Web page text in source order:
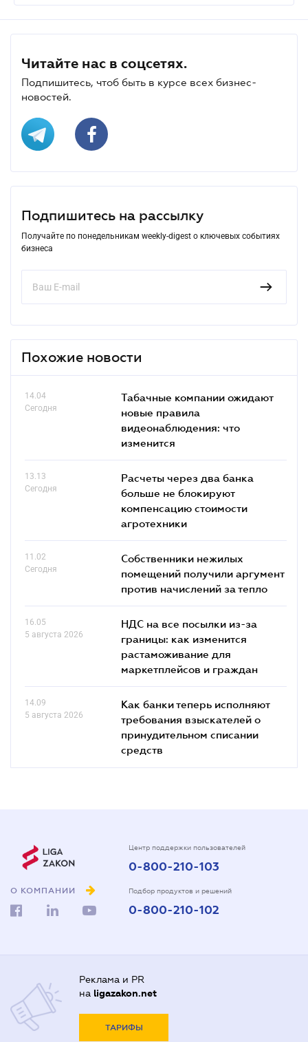
Читайте нас в соцсетях.
Подпишитесь, чтоб быть в курсе всех бизнес-
новостей.
Подпишитесь на рассылку
Получайте по понедельникам weekly-digest о ключевых событиях
бизнеса
Похожие новости
14.04
Сегодня
Табачные компании ожидают
новые правила
видеонаблюдения: что
изменится
13.13
Сегодня
Расчеты через два банка
больше не блокируют
компенсацию стоимости
агротехники
11.02
Сегодня
Собственники нежилых
помещений получили аргумент
против начислений за тепло
16.05
5 августа 2026
НДС на все посылки из-за
границы: как изменится
растаможивание для
маркетплейсов и граждан
14.09
5 августа 2026
Как банки теперь исполняют
требования взыскателей о
принудительном списании
средств
О КОМПАНИИ
Центр поддержки пользователей
0-800-210-103
Подбор продуктов и решений
0-800-210-102
Реклама и PR
на ligazakon.net
ТАРИФЫ